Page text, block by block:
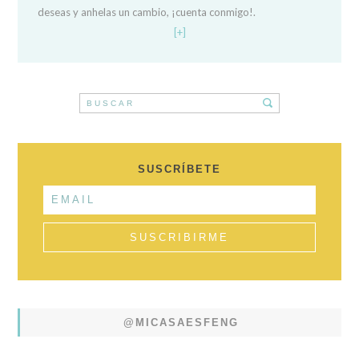
deseas y anhelas un cambio, ¡cuenta conmigo!.
[+]
SUSCRÍBETE
@MICASAESFENG